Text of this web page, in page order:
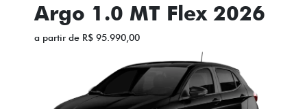
Argo 1.0 MT Flex 2026
a partir de R$ 95.990,00